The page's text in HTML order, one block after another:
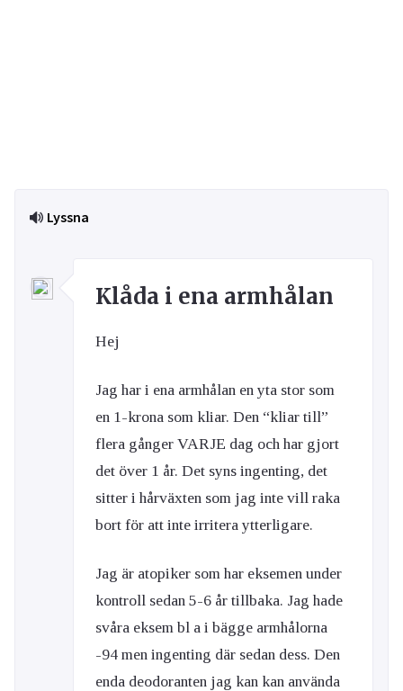
Lyssna
Klåda i ena armhålan
Hej
Jag har i ena armhålan en yta stor som
en 1-krona som kliar. Den “kliar till”
flera gånger VARJE dag och har gjort
det över 1 år. Det syns ingenting, det
sitter i hårväxten som jag inte vill raka
bort för att inte irritera ytterligare.
Jag är atopiker som har eksemen under
kontroll sedan 5-6 år tillbaka. Jag hade
svåra eksem bl a i bägge armhålorna
-94 men ingenting där sedan dess. Den
enda deodoranten jag kan kan använda